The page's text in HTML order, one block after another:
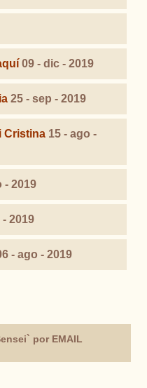
09 - dic - 2019
25 - sep - 2019
Cristina 15 - ago -
- 2019
2019
- ago - 2019
por EMAIL